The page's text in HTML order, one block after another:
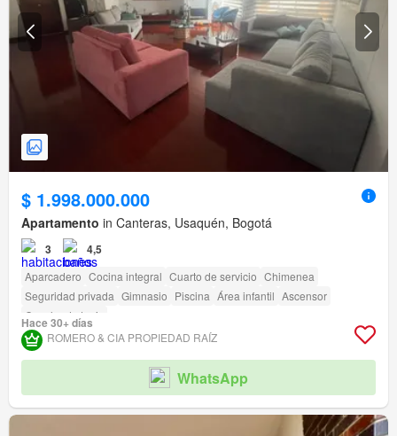
$ 1.998.000.000
Apartamento in Canteras, Usaquén, Bogotá
3 4,5
Aparcadero Cocina integral Cuarto de servicio Chimenea
Seguridad privada Gimnasio Piscina Área infantil Ascensor
Cancha de tenis
Hace 30+ días
ROMERO & CIA PROPIEDAD RAÍ­Z
WhatsApp